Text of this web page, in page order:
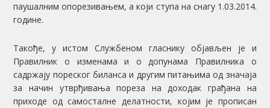
паушалним опорезивањем, а који ступа на снагу 1.03.2014.
године.
Такође, у истом Службеном гласнику објављен је и
Правилник о изменама и о допунама Правилника о
садржају пореског биланса и другим питањима од значаја
за начин утврђивања пореза на доходак грађана на
приходе од самосталне делатности, којим је прописан